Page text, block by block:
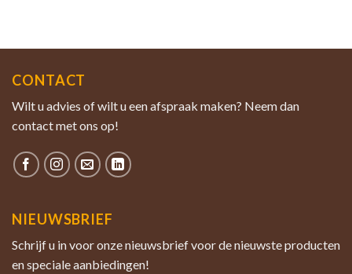
CONTACT
Wilt u advies of wilt u een afspraak maken? Neem dan
contact met ons op!
NIEUWSBRIEF
Schrijf u in voor onze nieuwsbrief voor de nieuwste producten
en speciale aanbiedingen!